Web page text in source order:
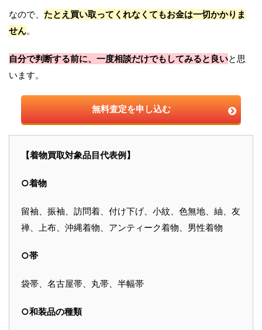
なので、 たとえ買い取ってくれなくてもお金は一切かかりま
せん。
自分で判断する前に、一度相談だけでもしてみると良いと思
います。
無料査定を申し込む
【着物買取対象品目代表例】
○着物
留袖、振袖、訪問着、付け下げ、小紋、色無地、紬、友
禅、上布、沖縄着物、アンティーク着物、男性着物
○帯
袋帯、名古屋帯、丸帯、半幅帯
○和装品の種類